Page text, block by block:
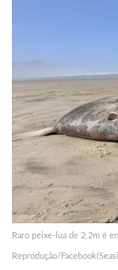
Raro peixe-lua de 2,2m é
Reprodução/